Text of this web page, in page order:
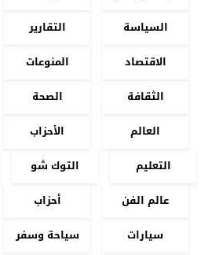
السياسة
التقارير
الاقتصاد
المنوعات
الثقافة
الصحة
العالم
الأحزاب
التعليم
التوك شو
عالم الفن
أحزاب
سيارات
سياحة وسفر